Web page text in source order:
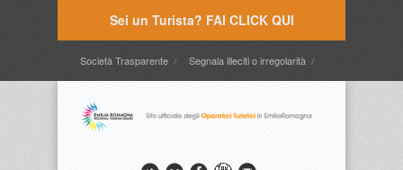
Sei un Turista? FAI CLICK QUI
Società Trasparente Segnala illeciti o irregolarità
Timbrature